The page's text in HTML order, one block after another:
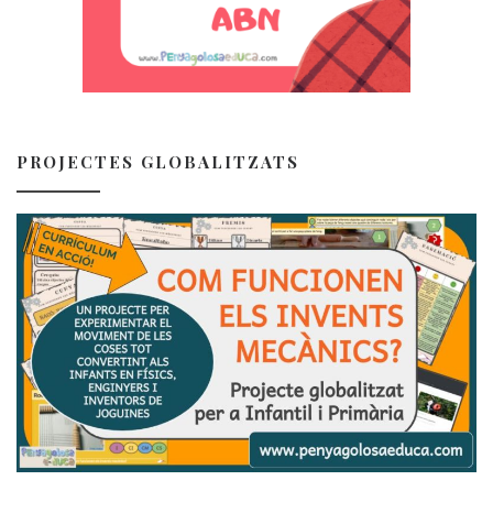
PROJECTES GLOBALITZATS